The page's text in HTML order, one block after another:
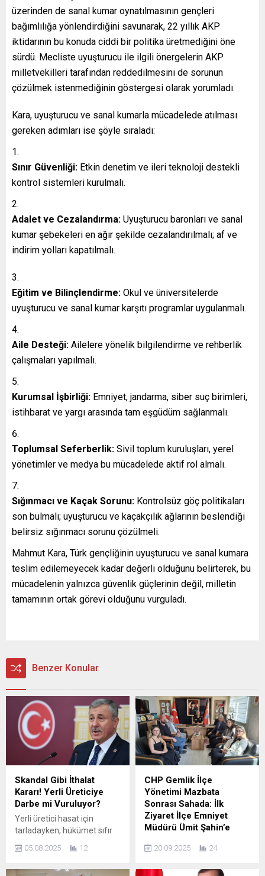
üzerinden de sanal kumar oynatılmasının gençleri
bağımlılığa yönlendirdiğini savunarak, 22 yıllık AKP
iktidarının bu konuda ciddi bir politika üretmediğini öne
sürdü. Mecliste uyuşturucu ile ilgili önergelerin AKP
milletvekilleri tarafından reddedilmesini de sorunun
çözülmek istenmediğinin göstergesi olarak yorumladı.
Kara, uyuşturucu ve sanal kumarla mücadelede atılması
gereken adımları ise şöyle sıraladı:
Sınır Güvenliği: Etkin denetim ve ileri teknoloji destekli
kontrol sistemleri kurulmalı.
Adalet ve Cezalandırma: Uyuşturucu baronları ve sanal
kumar şebekeleri en ağır şekilde cezalandırılmalı; af ve
indirim yolları kapatılmalı.
Eğitim ve Bilinçlendirme: Okul ve üniversitelerde
uyuşturucu ve sanal kumar karşıtı programlar uygulanmalı.
Aile Desteği: Ailelere yönelik bilgilendirme ve rehberlik
çalışmaları yapılmalı.
Kurumsal İşbirliği: Emniyet, jandarma, siber suç birimleri,
istihbarat ve yargı arasında tam eşgüdüm sağlanmalı.
Toplumsal Seferberlik: Sivil toplum kuruluşları, yerel
yönetimler ve medya bu mücadelede aktif rol almalı.
Sığınmacı ve Kaçak Sorunu: Kontrolsüz göç politikaları
son bulmalı; uyuşturucu ve kaçakçılık ağlarının beslendiği
belirsiz sığınmacı sorunu çözülmeli.
Mahmut Kara, Türk gençliğinin uyuşturucu ve sanal kumara
teslim edilemeyecek kadar değerli olduğunu belirterek, bu
mücadelenin yalnızca güvenlik güçlerinin değil, milletin
tamamının ortak görevi olduğunu vurguladı.
Benzer Konular
Skandal Gibi İthalat
Kararı! Yerli Üreticiye
Darbe mi Vuruluyor?
Yerli üretici hasat için
tarladayken, hükümet sıfır
ithal etmeye karar verdi!
05.08.2025 12
CHP Gemlik İlçe
Yönetimi Mazbata
Sonrası Sahada: İlk
Ziyaret İlçe Emniyet
Müdürü Ümit Şahin’e
Gemlik İlçe Başkanlığı’nda
20.09.2025 24